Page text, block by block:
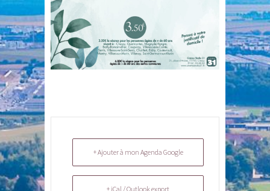
+ Ajouter à mon Agenda Google
+ iCal / Outlook export